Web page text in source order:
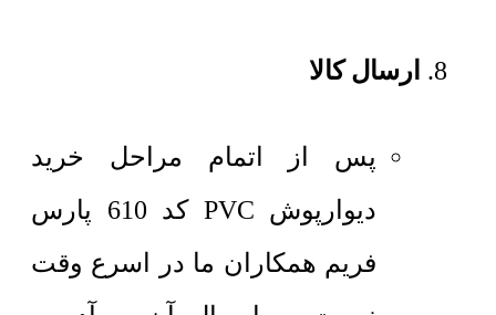
ارسال کالا
پس از اتمام مراحل خرید
دیوارپوش PVC کد 610 پارس
فریم همکاران ما در اسرع وقت